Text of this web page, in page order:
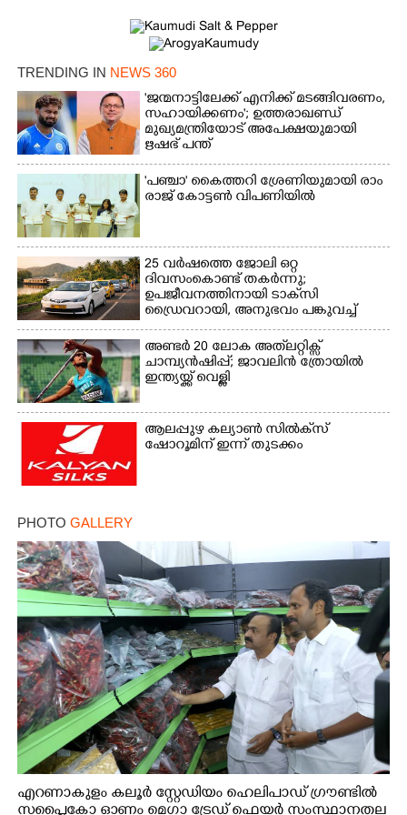
TRENDING IN NEWS 360
'ജന്മനാട്ടിലേക്ക് എനിക്ക് മടങ്ങിവരണം,
സഹായിക്കണം'; ഉത്തരാഖണ്ഡ്
മുഖ്യമന്ത്രിയോട് അപേക്ഷയുമായി
ഋഷഭ് പന്ത്
'​പ​ഞ്ചാ​'​ ​കൈ​ത്ത​റി​ ​ശ്രേ​ണി​യു​മാ​യി​ ​രാം​
രാ​ജ് ​കോ​ട്ടൺ വിപണിയിൽ
25 വർഷത്തെ ജോലി ഒറ്റ
ദിവസംകൊണ്ട് തകർന്നു;
ഉപജീവനത്തിനായി ടാക്‌സി
ഡ്രൈവറായി,​ അനുഭവം പങ്കുവച്ച്
യുവതി
അണ്ടർ 20 ലോക അത്‌ലറ്റിക്സ്
ചാമ്പ്യൻഷിപ്പ്; ജാവലിൻ ത്രോയിൽ
ഇന്ത്യയ്ക്ക് വെള്ളി
ആലപ്പുഴ കല്യാൺ സിൽക്‌സ്
ഷോറൂമിന് ഇന്ന് തുടക്കം
PHOTO GALLERY
എറണാകുളം കലൂർ സ്റ്റേഡിയം ഹെലിപാഡ് ഗ്രൗണ്ടിൽ
സപ്ളൈകോ ഓണം മെഗാ ട്രേഡ് ഫെയർ സംസ്ഥാനതല